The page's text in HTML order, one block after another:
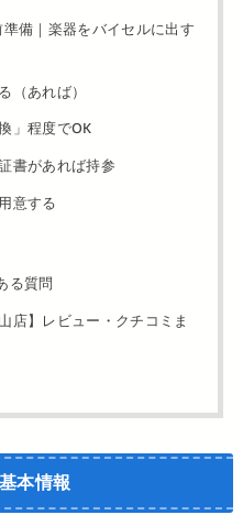
備｜楽器をバイセルに出す
（あれば）
」程度でOK
書があれば持参
意する
る質問
店】レビュー・クチコミま
本情報